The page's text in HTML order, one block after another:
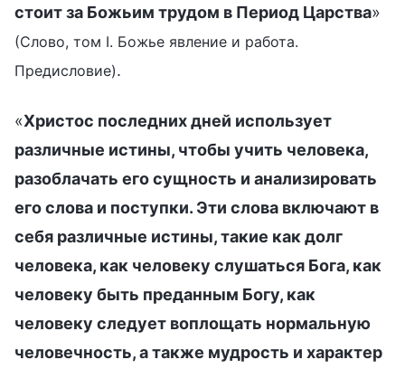
стоит за Божьим трудом в Период Царства»
(Слово, том I. Божье явление и работа.
Предисловие).
«Христос последних дней использует
различные истины, чтобы учить человека,
разоблачать его сущность и анализировать
его слова и поступки. Эти слова включают в
себя различные истины, такие как долг
человека, как человеку слушаться Бога, как
человеку быть преданным Богу, как
человеку следует воплощать нормальную
человечность, а также мудрость и характер